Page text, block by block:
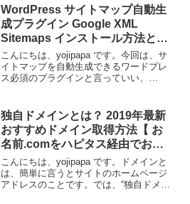
スを利用していると思わぬトラブルやミ
スでサイト...
WordPress サイトマップ自動生
成プラグイン Google XML
Sitemaps インストール方法と設
定方法
こんにちは、yojipapa です。今回は、サ
イトマップを自動生成できるワードプレ
ス必須のプラグインと言っていい、
ール方法と設定方法をお伝えします...
独自ドメインとは？ 2019年最新
おすすめドメイン取得方法【 お
名前.comをハピタス経由でお得
に！】
こんにちは、yojipapa です。ドメインと
は、簡単に言うとサイトのホームページ
アドレスのことです。では、“独自ドメイ